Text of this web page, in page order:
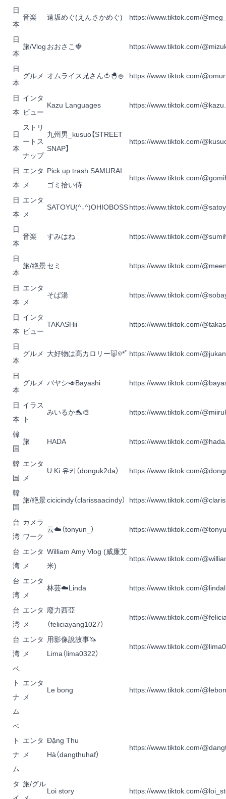
日
本
音楽 遠坂めぐ(えんさかめぐ) https://www.tiktok.com/
日
本
旅/Vlog おおさこ🍓 https://www.tiktok.com/
日
本
グルメ オムライス兄さん🍅🐣🍚 https://www.tiktok.com/
日
本
インタ
ビュー
Kazu Languages https://www.tiktok.com/
日
本
ストリ
ートス
ナップ
九州男_kusuo【STREET
SNAP】
https://www.tiktok.com/
日
本
エンタ
メ
Pick up trash SAMURAI
ゴミ拾い侍
https://www.tiktok.com/
日
本
エンタ
メ
SATOYU(^↓^)OHIOBOSShttps://www.tiktok.com/
日
本
音楽 すみはね https://www.tiktok.com/
日
本
旅/絶景セミ https://www.tiktok.com/
日
本
エンタ
メ
そば湯 https://www.tiktok.com/
日
本
インタ
ビュー
TAKASHii https://www.tiktok.com/
日
本
グルメ 大好物は高カロリー🐷୭*ﾟ https://www.tiktok.com/
日
本
グルメ バヤシ🥑Bayashi https://www.tiktok.com/
日
本
イラス
ト
みいるか🐬🎨 https://www.tiktok.com/
韓
国
旅 HADA https://www.tiktok.com/
韓
国
エンタ
メ
U.Ki 유키 （donguk2da） https://www.tiktok.com/
韓
国
旅/絶景cicicindy（clarissaacindy） https://www.tiktok.com/
台
湾
カメラ
ワーク
云☁️（tonyun_） https://www.tiktok.com/
台
湾
エンタ
メ
William Amy Vlog (威廉艾
米)
https://www.tiktok.com/
台
湾
エンタ
メ
林芸☁️Linda https://www.tiktok.com/
台
湾
エンタ
メ
廢力西亞
（feliciayang1027）
https://www.tiktok.com/
台
湾
エンタ
メ
用影像說故事🦄️
Lima（lima0322）
https://www.tiktok.com/
ベ
ト
ナ
ム
エンタ
メ
Le bong https://www.tiktok.com/
ベ
ト
ナ
ム
エンタ
メ
Đặng Thu
Hà（dangthuhaf）
https://www.tiktok.com/
タ 旅/グル
Loi story https://www.tiktok.com/